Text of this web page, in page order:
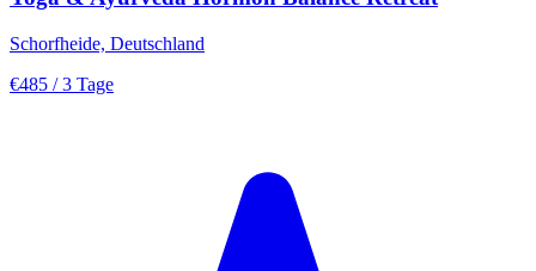
Schorfheide, Deutschland
€485 / 3 Tage